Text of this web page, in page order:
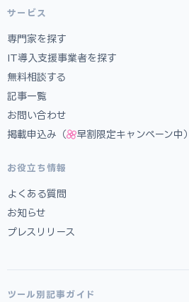
サービス
専門家を探す
IT導入支援事業者を探す
無料相談する
記事一覧
お問い合わせ
掲載申込み（
早割限定キャンペーン中）
お役立ち情報
よくある質問
お知らせ
プレスリリース
ツール別記事ガイド